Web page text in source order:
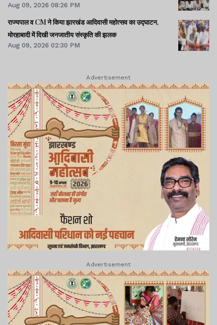
Aug 09, 2026 08:26 PM
राज्यपाल व CM ने किया झारखंड आदिवासी महोत्सव का उद्घाटन,
मोरहाबादी में दिखी जनजातीय संस्कृति की झलक
Aug 09, 2026 02:30 PM
Advertisement
Advertisement